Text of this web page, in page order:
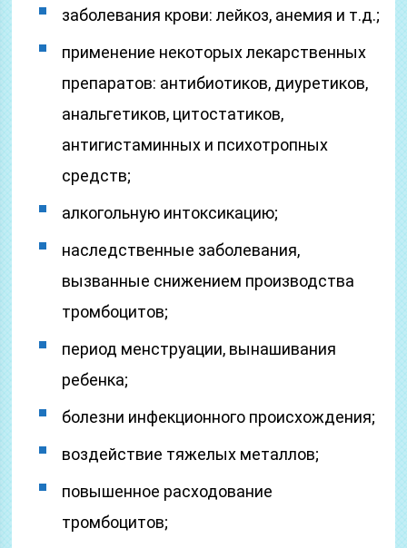
заболевания крови: лейкоз, анемия и т.д.;
применение некоторых лекарственных
препаратов: антибиотиков, диуретиков,
анальгетиков, цитостатиков,
антигистаминных и психотропных
средств;
алкогольную интоксикацию;
наследственные заболевания,
вызванные снижением производства
тромбоцитов;
период менструации, вынашивания
ребенка;
болезни инфекционного происхождения;
воздействие тяжелых металлов;
повышенное расходование
тромбоцитов;